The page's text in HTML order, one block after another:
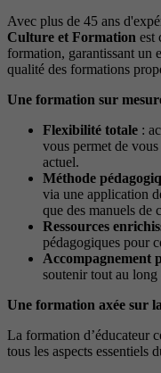
Avec plus de 45 ans
Culture et Formation est
formation, garantissant un
qualité des formations
Une formation sur
Flexibilité totale :
vous permet de
actuel.
Méthode
via une application
que des manuels de
Ressources
pédagogiques pour
Accompagnement
soutenir tout au long
Une formation axée sur
La formation d’éducateur
tous les aspects essentiels